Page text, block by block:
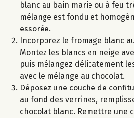
blanc au bain marie ou à feu
mélange est fondu et
essorée.
Incorporez le fromage blanc
Montez les blancs en neige
puis mélangez délicatement
avec le mélange au chocolat.
Déposez une couche de
au fond des verrines,
chocolat blanc. Remettre une